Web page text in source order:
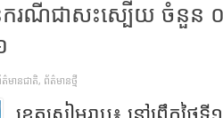
រណីជាសះស្បើយ ចំនួន ០
ត៌មានជាតិ, ព័ត៌មានថ្មី